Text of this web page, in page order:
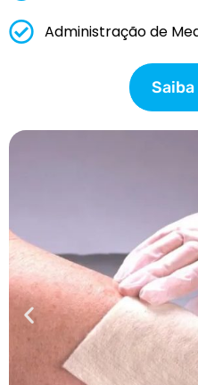
Administração de
Saiba